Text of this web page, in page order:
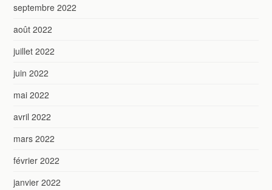
septembre 2022
août 2022
juillet 2022
juin 2022
mai 2022
avril 2022
mars 2022
février 2022
janvier 2022